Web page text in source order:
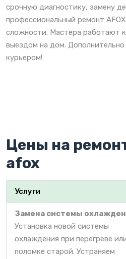
срочную диагностику, замену
профессиональный ремонт
сложности. Мастера работают
выездом на дом.
курьером!
Цены на
afox
Услуги
Замена системы
Установка новой системы
охлаждения при перегреве
поломке старой. Устраняем